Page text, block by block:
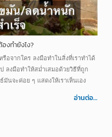
งทำยังไง?
อจากใคร ลงมือทำในสิ่งที่เราทำได้
ลงมือทำให้สม่ำเสมอด้วยวิธีที่ถูก
นจะค่อย ๆ แสดงให้เราเห็นเอง
อ่านต่อ...